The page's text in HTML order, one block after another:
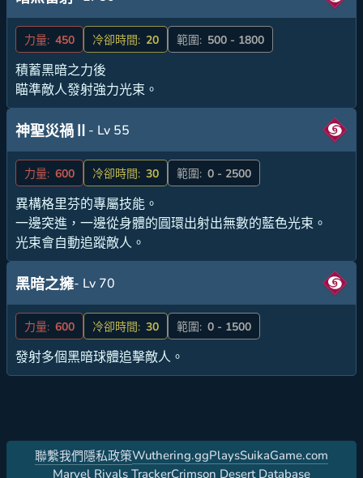
力量: 450 冷卻時間: 20 範圍: 500 - 1800
積蓄黑暗之力後
瞄準敵人發射強力光束。
神聖災禍Ⅱ - Lv 55
力量: 600 冷卻時間: 30 範圍: 0 - 2500
異構格里芬的專屬技能。
一邊突進，一邊從身體的圓環出射出無數的藍色光束。
光束會自動追蹤敵人。
黑暗之擁- Lv 70
力量: 600 冷卻時間: 30 範圍: 0 - 1500
發射多個黑暗球體追擊敵人。
聯繫我們隱私政策Wuthering.ggPlaysSuikaGame.com
Marvel Rivals TrackerCrimson Desert Database